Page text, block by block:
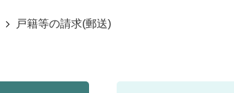
戸籍等の請求(郵送)